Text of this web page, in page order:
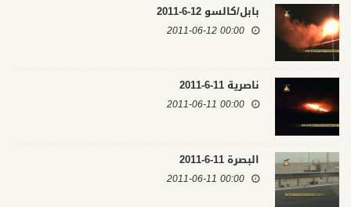
بابل/كالسو 12-6-2011
00:00 2011-06-12
ناصرية 11-6-2011
00:00 2011-06-11
البصرة 11-6-2011
00:00 2011-06-11